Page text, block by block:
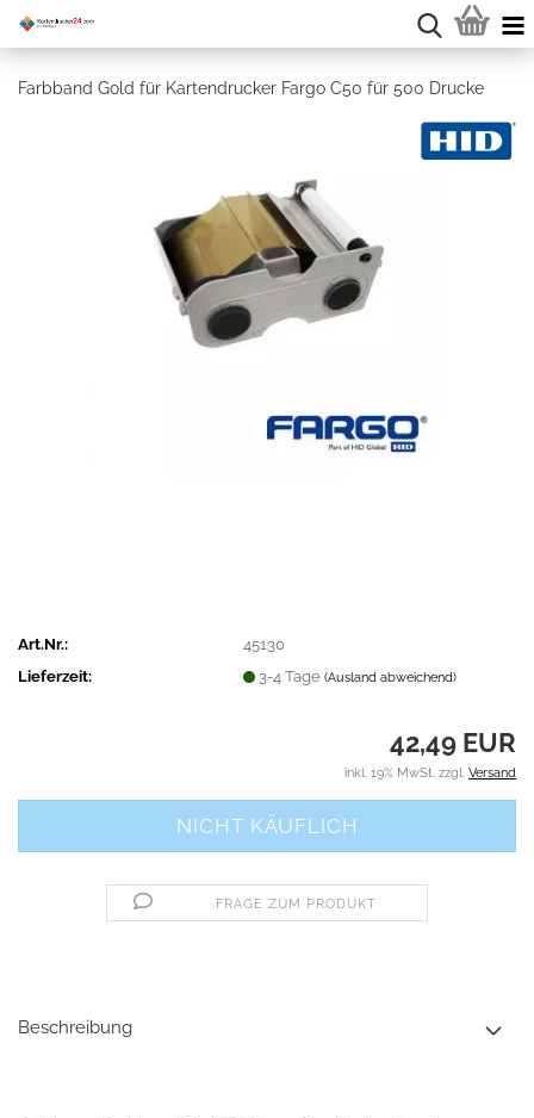
Farbband Gold für Kartendrucker Fargo C50 für 500 Drucke
Art.Nr.:
45130
Lieferzeit:
3-4 Tage(Ausland abweichend)
42,49 EUR
inkl. 19% MwSt. zzgl. Versand
FRAGE ZUM PRODUKT
Beschreibung